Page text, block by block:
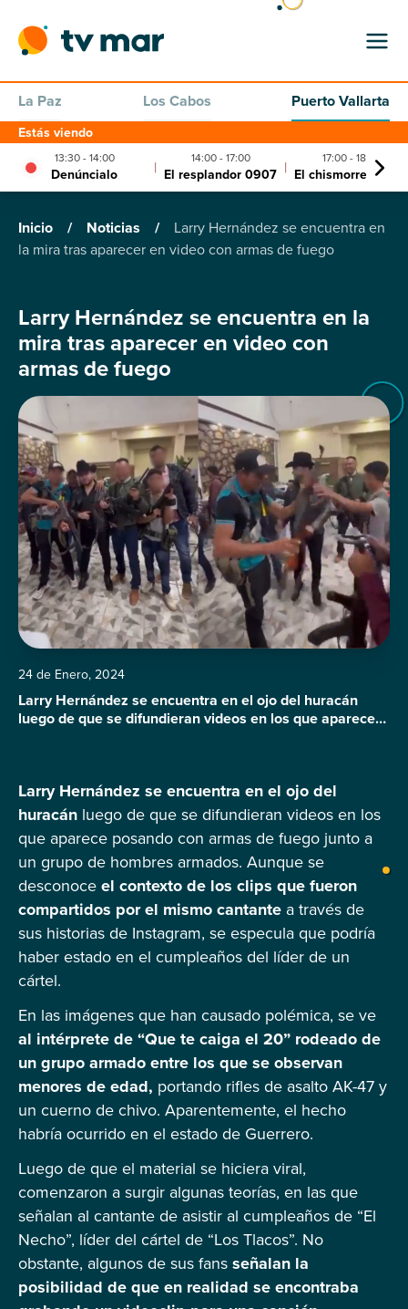
La Paz Los Cabos Puerto Vallarta
Estás viendo
13:30 - 14:00
Denúncialo | 14:00 - 17:00
El resplandor 0907 | 17:00 - 18:00
El chismorreo
Inicio / Noticias /
Larry Hernández se encuentra en
la mira tras aparecer en video con armas de fuego
Larry Hernández se encuentra en la
mira tras aparecer en video con
armas de fuego
24 de Enero, 2024
Larry Hernández se encuentra en el ojo del huracán
luego de que se difundieran videos en los que aparece
a través de sus historias de Instagram, se especula […]
Larry Hernández se encuentra en el ojo del
huracán luego de que se difundieran videos en los
que aparece posando con armas de fuego junto a
un grupo de hombres armados. Aunque se
desconoceel contexto de los clips que fueron
compartidos por el mismo cantante a través de
sus historias de Instagram, se especula que podría
haber estado en el cumpleaños del líder de un
cártel.
En las imágenes que han causado polémica, se ve
al intérprete de “Que te caiga el 20” rodeado de
un grupo armado entre los que se observan
menores de edad, portando rifles de asalto AK-47 y
un cuerno de chivo. Aparentemente, el hecho
habría ocurrido en el estado de Guerrero.
Luego de que el material se hiciera viral,
comenzaron a surgir algunas teorías, en las que
señalan al cantante de asistir al cumpleaños de “El
Necho”, líder del cártel de “Los Tlacos”. No
obstante, algunos de sus fansseñalan la
posibilidad de que en realidad se encontraba